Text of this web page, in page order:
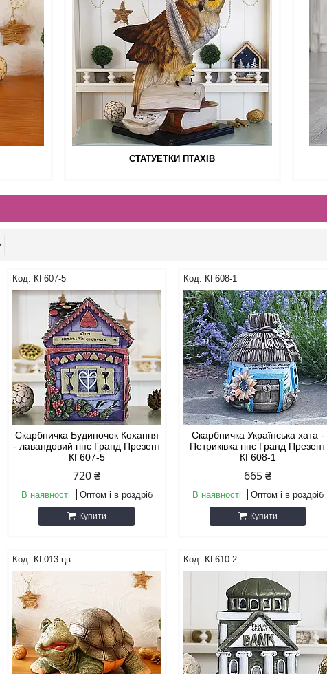
СТАТУЕТКИ ПТАХІВ
КГ607-5
Скарбничка Будиночок Кохання
- лавандовий гіпс Гранд Презент
КГ607-5
720 ₴
В наявності Оптом і в роздріб
Купити
КГ608-1
Скарбничка Українська хата -
Петриківка гіпс Гранд Презент
КГ608-1
665 ₴
В наявності Оптом і в роздріб
Купити
КГ013 цв КГ610-2